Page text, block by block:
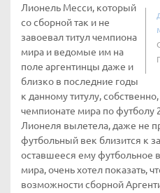
Лионель Месси, который
со сборной так и не
завоевал титул чемпиона
мира и ведомые им на
поле аргентинцы даже и
близко в последние годы
к данному титулу,
чемпионате мира по футболу
Лионеля вылетела, даже не
футбольный век близится к
оставшееся ему футбольное
мира, очень хотел показать,
возможности сборной